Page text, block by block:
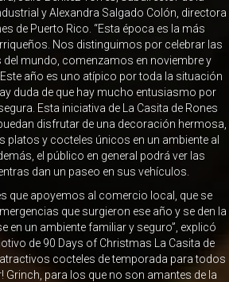
y Alexandra Salgado Colón, directora
de Puerto Rico. “Esta época es la más
Nos distinguimos por celebrar las
mundo, comenzamos en noviembre y
año es uno atípico por toda la situación
duda de que hay mucho entusiasmo por
Esta iniciativa de La Casita de Rones
disfrutar de una decoración hermosa,
platos y cocteles únicos en un ambiente al
el público en general podrá ver las
dan un paseo en sus vehículos.
que apoyemos al comercio local, que se
que surgieron ese año y se den la
en un ambiente familiar y seguro”, explicó
de 90 Days of Christmas La Casita de
cocteles de temporada para todos
Grinch, para los que no son amantes de la